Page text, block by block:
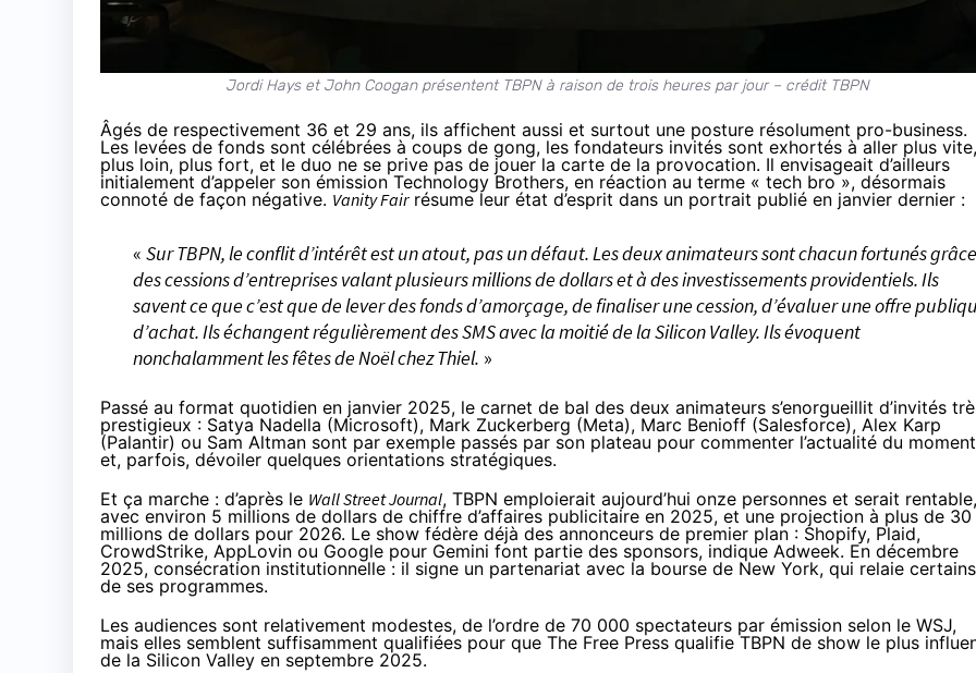
Jordi Hays et John Coogan présentent TBPN à raison de trois heures par jour – crédit TBPN
Âgés de respectivement 36 et 29 ans, ils affichent aussi et surtout une posture résolument pro-business.
Les levées de fonds sont célébrées à coups de gong, les fondateurs invités sont exhortés à aller plus vite,
plus loin, plus fort, et le duo ne se prive pas de jouer la carte de la provocation. Il envisageait d’ailleurs
initialement d’appeler son émission Technology Brothers, en réaction au terme « tech bro », désormais
connoté de façon négative. Vanity Fairrésume leur état d’esprit dans un portrait publié en janvier dernier :
« Sur TBPN, le conflit d’intérêt est un atout, pas un défaut. Les deux animateurs sont chacun fortunés
des cessions d’entreprises valant plusieurs millions de dollars et à des investissements providentiels. Ils
savent ce que c’est que de lever des fonds d’amorçage, de finaliser une cession, d’évaluer une offre
d’achat. Ils échangent régulièrement des SMS avec la moitié de la Silicon Valley. Ils évoquent
nonchalamment les fêtes de Noël chez Thiel. »
Passé au format quotidien en janvier 2025, le carnet de bal des deux animateurs s’enorgueillit d’invités
prestigieux : Satya Nadella (Microsoft), Mark Zuckerberg (Meta), Marc Benioff (Salesforce), Alex Karp
(Palantir) ou Sam Altman sont par exemple passés par son plateau pour commenter l’actualité du moment
et, parfois, dévoiler quelques orientations stratégiques.
Et ça marche : d’après le Wall Street Journal, TBPN emploierait aujourd’hui onze personnes et serait rentable,
avec environ 5 millions de dollars de chiffre d’affaires publicitaire en 2025, et une projection à plus de 30
millions de dollars pour 2026. Le show fédère déjà des annonceurs de premier plan : Shopify, Plaid,
CrowdStrike, AppLovin ou Google pour Gemini font partie des sponsors, indique Adweek. En décembre
2025, consécration institutionnelle : il signe un partenariat avec la bourse de New York, qui relaie certains
de ses programmes.
Les audiences sont relativement modestes, de l’ordre de 70 000 spectateurs par émission selon le WSJ,
mais elles semblent suffisamment qualifiées pour que The Free Press qualifie TBPN de show le plus
de la Silicon Valley en septembre 2025.